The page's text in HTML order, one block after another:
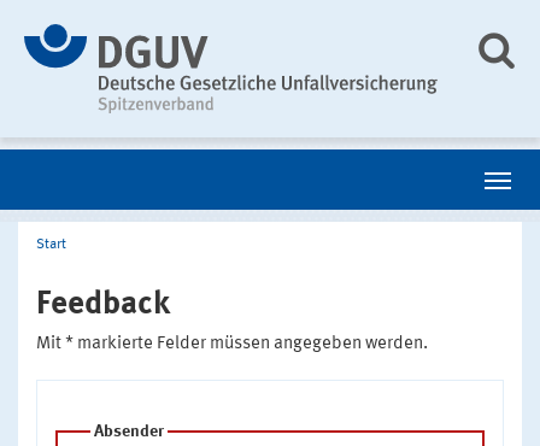
Start
Feedback
Mit * markierte Felder müssen angegeben werden.
Absender